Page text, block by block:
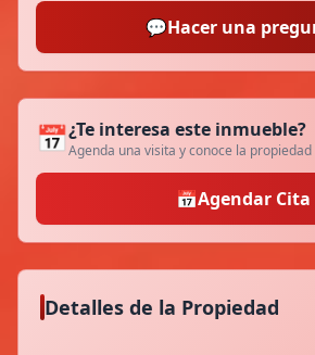
💬Hacer una
📅¿Te interesa este inmueble?
Agenda una visita y conoce la propiedad
📅Agendar Cita
Detalles de la Propiedad